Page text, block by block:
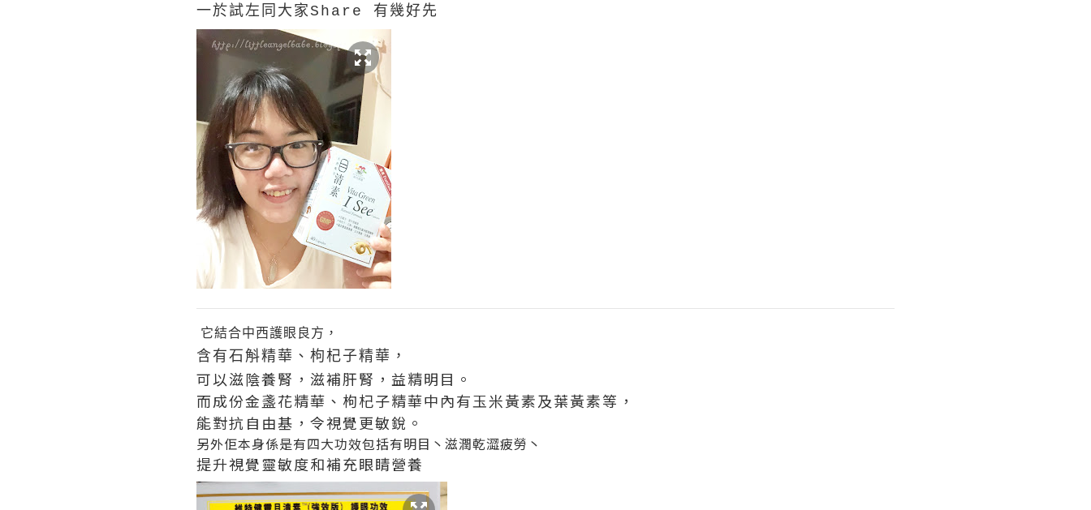
一於試左同大家Share 有幾好先
它結合中西護眼良方，
含有石斛精華、枸杞子精華，
可以滋陰養腎，滋補肝腎，益精明目。
而成份金盞花精華、枸杞子精華中內有玉米黃素及葉黃素等，
能對抗自由基，令視覺更敏銳。
另外佢本身係是有四大功效包括有明目丶滋潤乾澀疲勞丶
提升視覺靈敏度和補充眼睛營養